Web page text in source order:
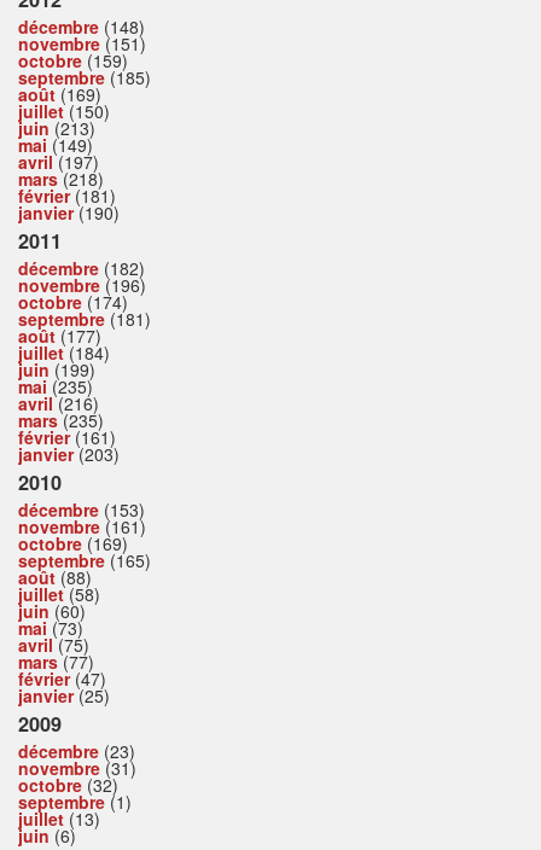
décembre (148)
novembre (151)
octobre (159)
septembre (185)
août (169)
juillet(150)
juin (213)
mai (149)
avril(197)
mars(218)
février(181)
janvier(190)
2011
décembre (182)
novembre (196)
octobre (174)
septembre (181)
août (177)
juillet(184)
juin (199)
mai (235)
avril(216)
mars(235)
février(161)
janvier(203)
2010
décembre (153)
novembre (161)
octobre (169)
septembre (165)
août (88)
juillet(58)
juin (60)
mai (73)
avril(75)
mars(77)
février(47)
janvier(25)
2009
décembre (23)
novembre (31)
octobre (32)
septembre (1)
juillet (13)
juin (6)